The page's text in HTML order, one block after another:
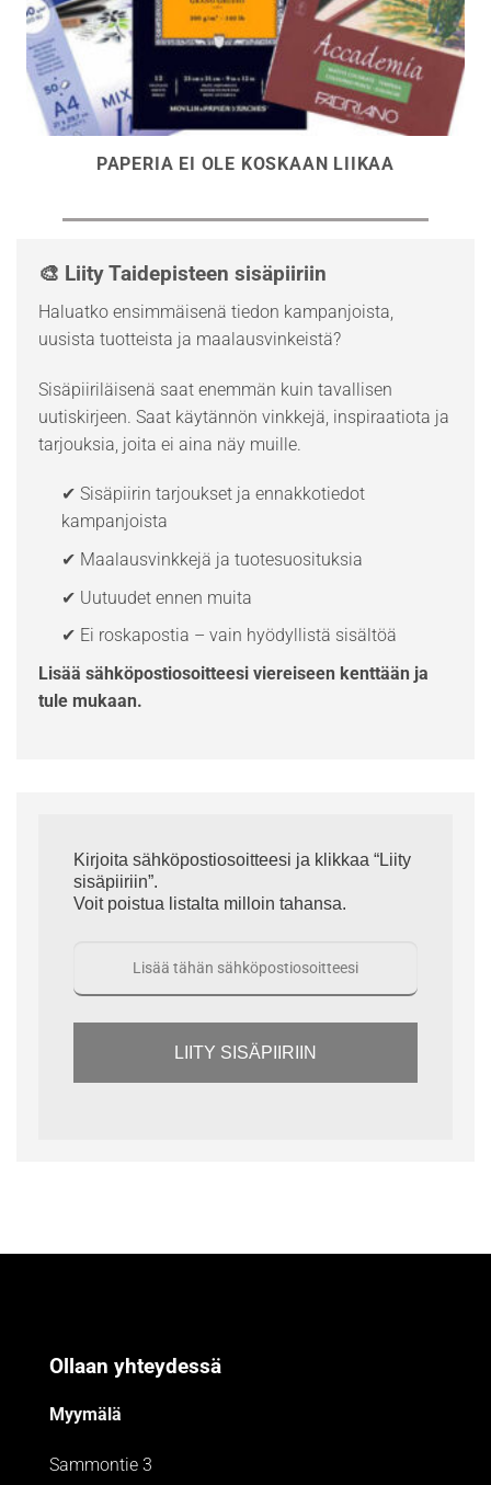
PAPERIA EI OLE KOSKAAN LIIKAA
🎨 Liity Taidepisteen sisäpiiriin
Haluatko ensimmäisenä tiedon kampanjoista,
uusista tuotteista ja maalausvinkeistä?
Sisäpiiriläisenä saat enemmän kuin tavallisen
uutiskirjeen. Saat käytännön vinkkejä, inspiraatiota ja
tarjouksia, joita ei aina näy muille.
✔ Sisäpiirin tarjoukset ja ennakkotiedot
kampanjoista
✔ Maalausvinkkejä ja tuotesuosituksia
✔ Uutuudet ennen muita
✔ Ei roskapostia – vain hyödyllistä sisältöä
Lisää sähköpostiosoitteesi viereiseen kenttään ja
tule mukaan.
Kirjoita sähköpostiosoitteesi ja klikkaa “Liity
sisäpiiriin”.
Voit poistua listalta milloin tahansa.
LIITY SISÄPIIRIIN
Ollaan yhteydessä
Myymälä
Sammontie 3